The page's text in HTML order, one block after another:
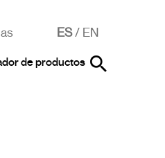
ES/ EN
de productos